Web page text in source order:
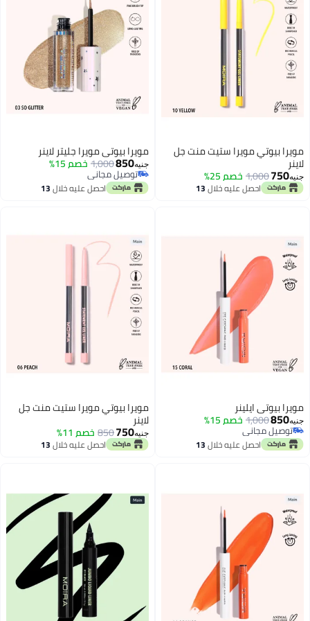
مويرا بيوتي مويرا ستيت منت جل
لاينر
جنيه750
1,000خصم 25%
احصل عليه خلال13
اغسطس
مويرا بيوتي مويرا جليتر لاينر
جنيه850
1,000خصم 15%
توصيل مجاني
توصيل مجانياحصل عليه خلال13
اغسطس
مويرا بيوتي ايلينر
جنيه850
1,000خصم 15%
توصيل مجاني
توصيل مجانياحصل عليه خلال13
مويرا بيوتي مويرا ستيت منت جل
لاينر
جنيه750
850 خصم 11%
احصل عليه خلال13